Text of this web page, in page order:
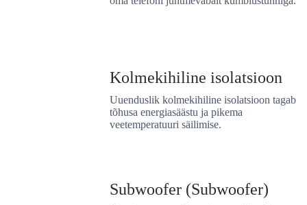
Kolmekihiline isolatsioon
Uuenduslik kolmekihiline isolatsioon tagab
tõhusa energiasäästu ja pikema
veetemperatuuri säilimise.
Subwoofer (Subwoofer)